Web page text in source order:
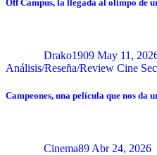
Off Campus, la llegada al olimpo de
Drako1909 May 11,
Análisis/Reseña/Review Cine
Campeones, una película que nos da
Cinema89 Abr 24, 2026